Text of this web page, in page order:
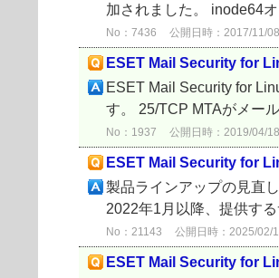
加されました。 inode64
No：7436 公開日時：2017/11/
ESET Mail Security for
ESET Mail Security for
す。 25/TCP MTAがメー
No：1937 公開日時：2019/04/
ESET Mail Security for
製品ラインアップの見直
2022年1月以降、提供す
No：21143 公開日時：2025/02/
ESET Mail Security for